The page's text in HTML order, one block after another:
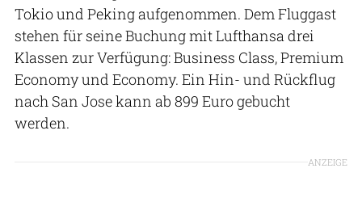
Tokio und Peking aufgenommen. Dem Fluggast
stehen für seine Buchung mit Lufthansa drei
Klassen zur Verfügung: Business Class, Premium
Economy und Economy. Ein Hin- und Rückflug
nach San Jose kann ab 899 Euro gebucht
werden.
ANZEIGE